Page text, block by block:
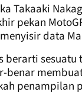
Takaaki
pekan
data
berarti
penampilan